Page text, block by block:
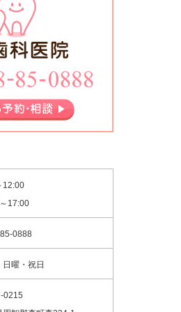
12:00
17:00
0888
日曜・祝日
0215